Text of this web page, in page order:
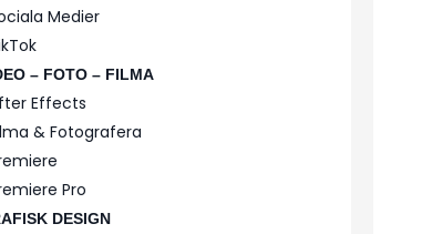
Medier
– FOTO – FILMA
Effects
& Fotografera
Pro
DESIGN